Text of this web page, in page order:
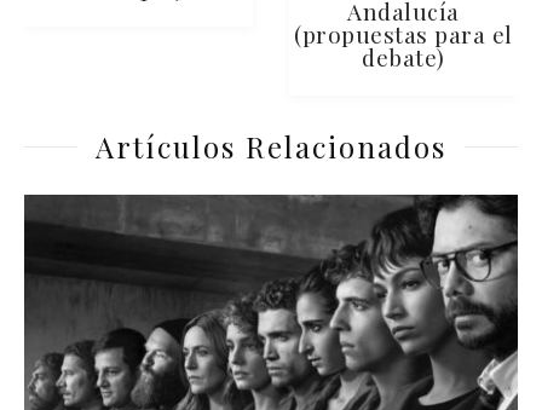
Andalucía
(propuestas para el
debate)
Artículos Relacionados